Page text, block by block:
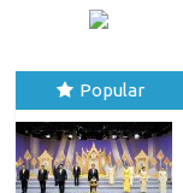
Popular